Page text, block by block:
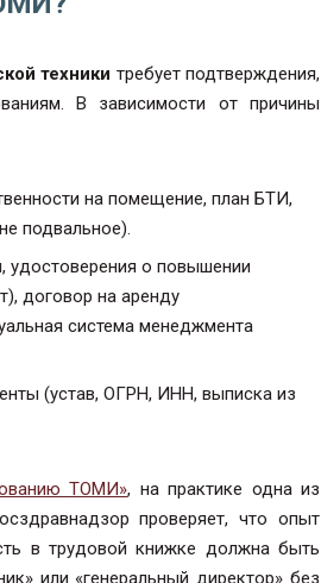
техники требует подтверждения,
В зависимости от причины
на помещение, план БТИ,
подвальное).
удостоверения о повышении
договор на аренду
система менеджмента
(устав, ОГРН, ИНН, выписка из
ТОМИ», на практике одна из
проверяет, что опыт
в трудовой книжке должна быть
или «генеральный директор» без